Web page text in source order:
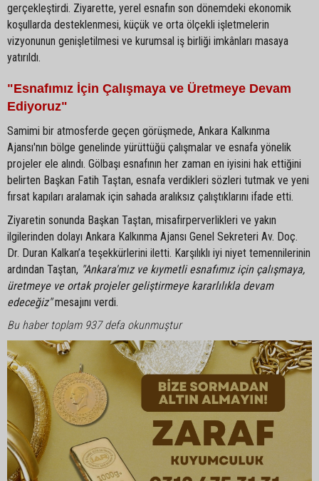
gerçekleştirdi. Ziyarette, yerel esnafın son dönemdeki ekonomik
koşullarda desteklenmesi, küçük ve orta ölçekli işletmelerin
vizyonunun genişletilmesi ve kurumsal iş birliği imkânları masaya
yatırıldı.
"Esnafımız İçin Çalışmaya ve Üretmeye Devam
Ediyoruz"
Samimi bir atmosferde geçen görüşmede, Ankara Kalkınma
Ajansı'nın bölge genelinde yürüttüğü çalışmalar ve esnafa yönelik
projeler ele alındı. Gölbaşı esnafının her zaman en iyisini hak ettiğini
belirten Başkan Fatih Taştan, esnafa verdikleri sözleri tutmak ve yeni
fırsat kapıları aralamak için sahada aralıksız çalıştıklarını ifade etti.
Ziyaretin sonunda Başkan Taştan, misafirperverlikleri ve yakın
ilgilerinden dolayı Ankara Kalkınma Ajansı Genel Sekreteri Av. Doç.
Dr. Duran Kalkan’a teşekkürlerini iletti. Karşılıklı iyi niyet temennilerinin
ardından Taştan, "Ankara'mız ve kıymetli esnafımız için çalışmaya,
üretmeye ve ortak projeler geliştirmeye kararlılıkla devam
edeceğiz"mesajını verdi.
Bu haber toplam 937 defa okunmuştur